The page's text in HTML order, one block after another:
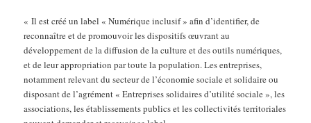
« Il est créé un label « Numérique inclusif » afin d’identifier, de
reconnaître et de promouvoir les dispositifs œuvrant au
développement de la diffusion de la culture et des outils numériques,
et de leur appropriation par toute la population. Les entreprises,
notamment relevant du secteur de l’économie sociale et solidaire ou
disposant de l’agrément « Entreprises solidaires d’utilité sociale », les
associations, les établissements publics et les collectivités territoriales